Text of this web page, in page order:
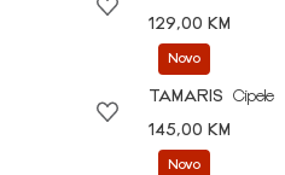
129,00 KM
Novo
TAMARIS
Cipele
145,00 KM
Novo